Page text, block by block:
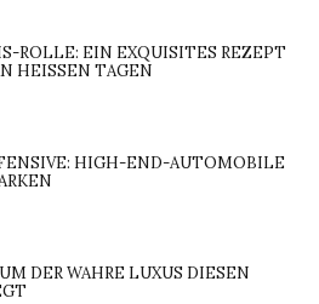
ROLLE: EIN EXQUISITES REZEPT
HEISSEN TAGEN
HIGH-END-AUTOMOBILE
DER WAHRE LUXUS DIESEN